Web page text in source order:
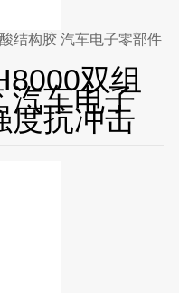
结构胶 汽车电子零部件
双组
汽车电子
度抗冲击